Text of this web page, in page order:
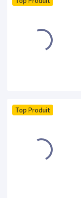
Top Produit